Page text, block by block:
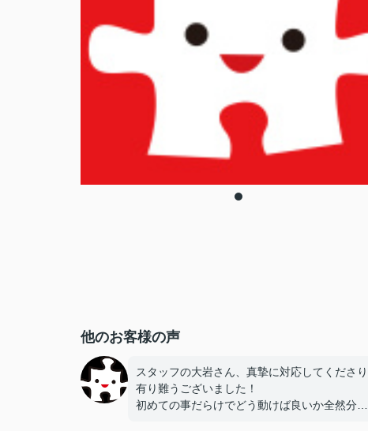
他のお客様の声
スタッフの大岩さん、真摯に対応してくださり
有り難うございました！
初めての事だらけでどう動けば良いか全然分か